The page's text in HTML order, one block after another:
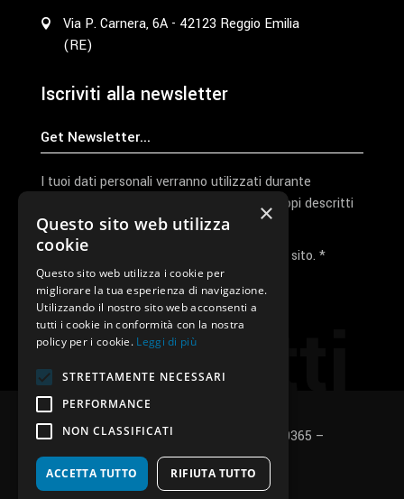
Contatti
Via P. Carnera, 6A - 42123 Reggio Emilia
(RE)
Iscriviti alla newsletter
I tuoi dati personali verranno utilizzati durante
l'elaborazione della richiesta e per altri scopi descritti
nella nostraprivacy policy
Ho letto e accetto la privacy policy del sito. *
Invia I Dati
SUNUP S.r.l. – P.Iva e C.F.: 03496530365 –
Privacy policy –Cookies policy
×
Questo sito web utilizza
cookie
Questo sito web utilizza i cookie per
migliorare la tua esperienza di navigazione.
Utilizzando il nostro sito web acconsenti a
tutti i cookie in conformità con la nostra
policy per i cookie. Leggi di più
STRETTAMENTE NECESSARI
PERFORMANCE
NON CLASSIFICATI
ACCETTA TUTTO RIFIUTA TUTTO